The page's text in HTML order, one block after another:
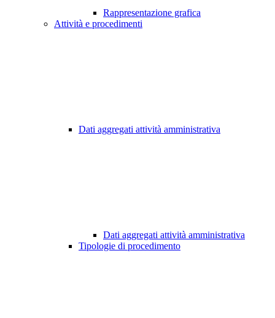
Rappresentazione grafica
Attività e procedimenti
Dati aggregati attività amministrativa
Dati aggregati attività amministrativa
Tipologie di procedimento